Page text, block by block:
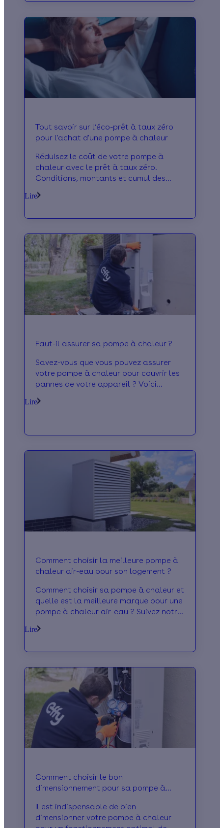
Tout savoir sur l’éco-prêt à taux zéro
pour l'achat d'une pompe à chaleur
Réduisez le coût de votre pompe à
chaleur avec le prêt à taux zéro.
Conditions, montants et cumul des
budget travaux.
Lire
Faut-il assurer sa pompe à chaleur ?
Savez-vous que vous pouvez assurer
votre pompe à chaleur pour couvrir les
pannes de votre appareil ? Voici
Lire
Comment choisir la meilleure pompe à
chaleur air-eau pour son logement ?
Comment choisir sa pompe à chaleur et
quelle est la meilleure marque pour une
pompe à chaleur air-eau ? Suivez notre
Lire
Comment choisir le bon
dimensionnement pour sa pompe à
Il est indispensable de bien
dimensionner votre pompe à chaleur